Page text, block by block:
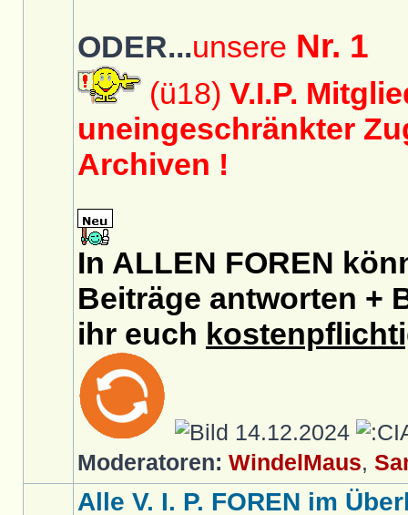
ODER...unsere Nr. 1
(ü18) V.I.P.
uneingeschränkter
Archiven !
In ALLEN FOREN
Beiträge antworten +
ihr euch
14.12.2024
Moderatoren: WindelMaus,
Alle V. I. P. FOREN im